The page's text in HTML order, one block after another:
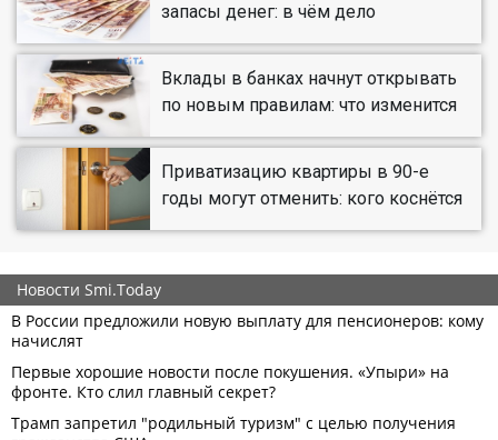
запасы денег: в чём дело
Вклады в банках начнут открывать
по новым правилам: что изменится
Приватизацию квартиры в 90-е
годы могут отменить: кого коснётся